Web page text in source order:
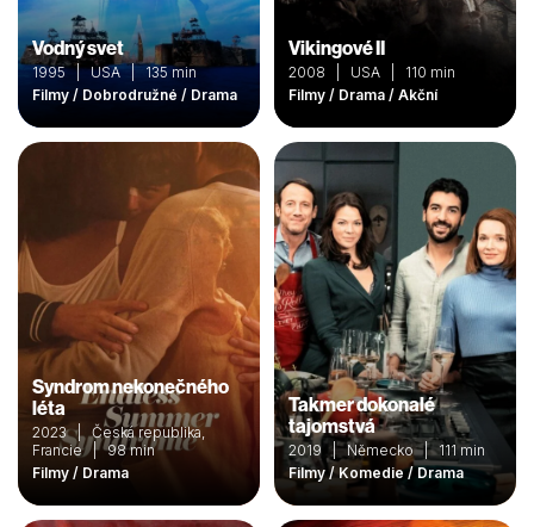
Vodný svet
1995 | USA | 135 min
Filmy / Dobrodružné / Drama
Vikingové II
2008 | USA | 110 min
Filmy / Drama / Akční
Syndrom nekonečného
léta
2023 | Česká republika,
Francie | 98 min
Filmy / Drama
Takmer dokonalé
tajomstvá
2019 | Německo | 111 min
Filmy / Komedie / Drama